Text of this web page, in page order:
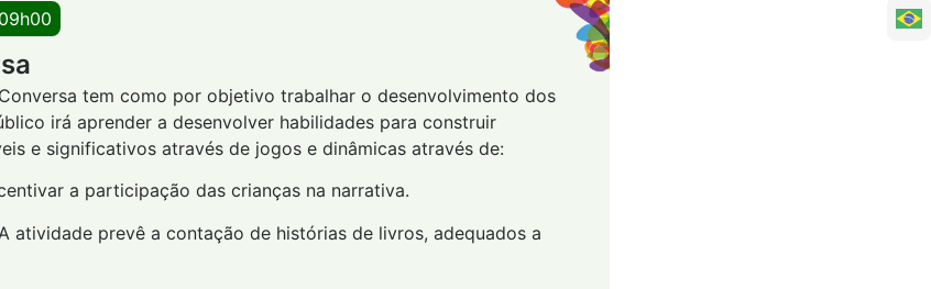
09h00
tem como por objetivo trabalhar o desenvolvimento dos
irá aprender a desenvolver habilidades para construir
e significativos através de jogos e dinâmicas através de:
a participação das crianças na narrativa.
atividade prevê a contação de histórias de livros, adequados a